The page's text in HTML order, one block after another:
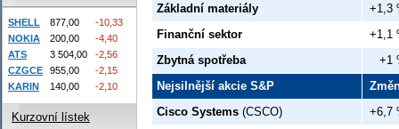
Základní materiály
+1,3
Finanční sektor
+1,1
Zbytná spotřeba
+1
Nejsilnější akcie S&P
Cisco Systems (CSCO)
+6,7
SHELL 877,00
-10,33
NOKIA
200,00
-4,40
ATS
3 504,00
-2,56
CZGCE
955,00
-2,15
KARIN
140,00 -2,10
Kurzovní lístek